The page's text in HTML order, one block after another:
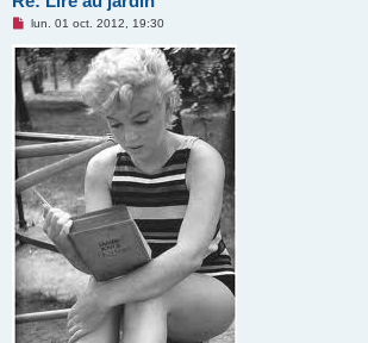
M
s
s
a
g
e
n
o
n
u
lun. 01 oct. 2012, 19:30